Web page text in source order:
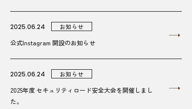
2025.06.24 お知らせ
公式Instagram 開設のお知らせ
2025.06.24 お知らせ
2025年度 セキュリティロード安全大会を開催しまし
た。